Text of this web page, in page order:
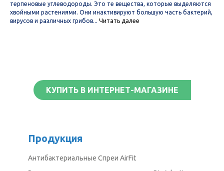
терпеновые углеводороды. Это те вещества, которые выделяются
хвойными растениями. Они инактивируют большую часть бактерий,
вирусов и различных грибов... Читать далее
КУПИТЬ В ИНТЕРНЕТ-МАГАЗИНЕ